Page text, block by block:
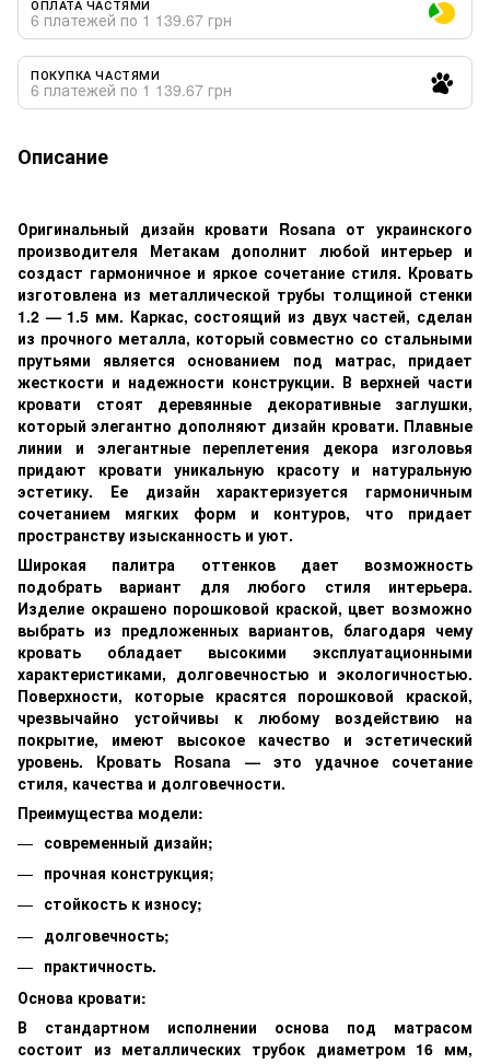
ОПЛАТА ЧАСТЯМИ
6 платежей по 1 139.67 грн
ПОКУПКА ЧАСТЯМИ
6 платежей по 1 139.67 грн
Описание
Оригинальный дизайн кровати Rosana от украинского
производителя Метакам дополнит любой интерьер и
создаст гармоничное и яркое сочетание стиля. Кровать
изготовлена из металлической трубы толщиной стенки
1.2 — 1.5 мм. Каркас, состоящий из двух частей, сделан
из прочного металла, который совместно со стальными
прутьями является основанием под матрас, придает
жесткости и надежности конструкции. В верхней части
кровати стоят деревянные декоративные заглушки,
который элегантно дополняют дизайн кровати. Плавные
линии и элегантные переплетения декора изголовья
придают кровати уникальную красоту и натуральную
эстетику. Ее дизайн характеризуется гармоничным
сочетанием мягких форм и контуров, что придает
пространству изысканность и уют.
Широкая палитра оттенков дает возможность
подобрать вариант для любого стиля интерьера.
Изделие окрашено порошковой краской, цвет возможно
выбрать из предложенных вариантов, благодаря чему
кровать обладает высокими эксплуатационными
характеристиками, долговечностью и экологичностью.
Поверхности, которые красятся порошковой краской,
чрезвычайно устойчивы к любому воздействию на
покрытие, имеют высокое качество и эстетический
уровень. Кровать Rosana — это удачное сочетание
стиля, качества и долговечности.
Преимущества модели:
современный дизайн;
прочная конструкция;
стойкость к износу;
долговечность;
практичность.
Основа кровати:
В стандартном исполнении основа под матрасом
состоит из металлических трубок диаметром 16 мм,